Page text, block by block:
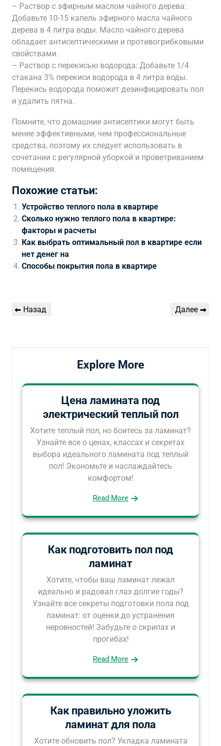
– Раствор с эфирным маслом чайного дерева:
Добавьте 10-15 капель эфирного масла чайного
дерева в 4 литра воды. Масло чайного дерева
обладает антисептическими и противогрибковыми
свойствами.
– Раствор с перекисью водорода: Добавьте 1/4
стакана 3% перекиси водорода в 4 литра воды.
Перекись водорода поможет дезинфицировать пол
и удалить пятна.
Помните, что домашние антисептики могут быть
менее эффективными, чем профессиональные
средства, поэтому их следует использовать в
сочетании с регулярной уборкой и проветриванием
помещения.
Похожие статьи:
Устройство теплого пола в квартире
Сколько нужно теплого пола в квартире:
факторы и расчеты
Как выбрать оптимальный пол в квартире если
нет денег на
Способы покрытия пола в квартире
Навигация
Предыдущая
Назад
Следующая
Далее
Explore More
Цена ламината под
электрический теплый пол
Хотите теплый пол, но боитесь за ламинат?
Узнайте все о ценах, классах и секретах
выбора идеального ламината под теплый
пол! Экономьте и наслаждайтесь
комфортом!
Read More
Как подготовить пол под
ламинат
Хотите, чтобы ваш ламинат лежал
идеально и радовал глаз долгие годы?
Узнайте все секреты подготовки пола под
ламинат: от оценки до устранения
неровностей! Забудьте о скрипах и
прогибах!
Read More
Как правильно уложить
ламинат для пола
Хотите обновить пол? Укладка ламината